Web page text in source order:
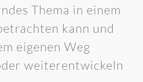
Thema in einem
kann und
eigenen Weg
weiterentwickeln